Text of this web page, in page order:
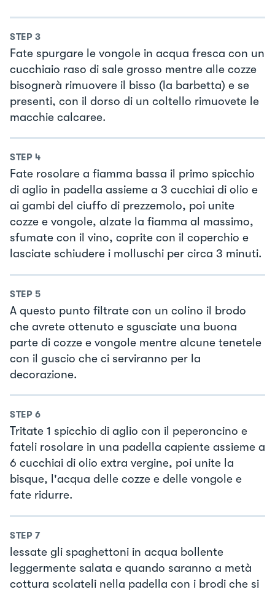
STEP 3
Fate spurgare le vongole in acqua fresca con un
cucchiaio raso di sale grosso mentre alle cozze
bisognerà rimuovere il bisso (la barbetta) e se
presenti, con il dorso di un coltello rimuovete le
macchie calcaree.
STEP 4
Fate rosolare a fiamma bassa il primo spicchio
di aglio in padella assieme a 3 cucchiai di olio e
ai gambi del ciuffo di prezzemolo, poi unite
cozze e vongole, alzate la fiamma al massimo,
sfumate con il vino, coprite con il coperchio e
lasciate schiudere i molluschi per circa 3 minuti.
STEP 5
A questo punto filtrate con un colino il brodo
che avrete ottenuto e sgusciate una buona
parte di cozze e vongole mentre alcune tenetele
con il guscio che ci serviranno per la
decorazione.
STEP 6
Tritate 1 spicchio di aglio con il peperoncino e
fateli rosolare in una padella capiente assieme a
6 cucchiai di olio extra vergine, poi unite la
bisque, l'acqua delle cozze e delle vongole e
fate ridurre.
STEP 7
lessate gli spaghettoni in acqua bollente
leggermente salata e quando saranno a metà
cottura scolateli nella padella con i brodi che si